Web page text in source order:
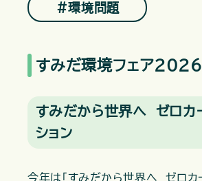
＃環境問題
すみだ環境フェア2026
すみだから世界へ ゼロカ
ション
今年は「すみだから世界へ ゼロカ